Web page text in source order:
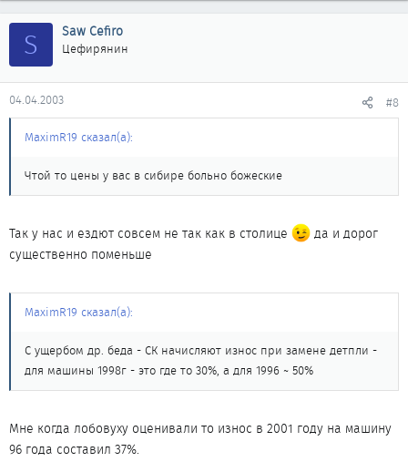
S Saw Cefiro
Цефирянин
04.04.2003 #8
MaximR19 сказал(а):
Чтой то цены у вас в сибире больно божеские
Так у нас и ездют совсем не так как в столице
да и дорог
существенно поменьше
MaximR19 сказал(а):
С ущербом др. беда - СК начисляют износ при замене детпли -
для машины 1998г - это где то 30%, а для 1996 ~ 50%
Мне когда лобовуху оценивали то износ в 2001 году на машину
96 года составил 37%.